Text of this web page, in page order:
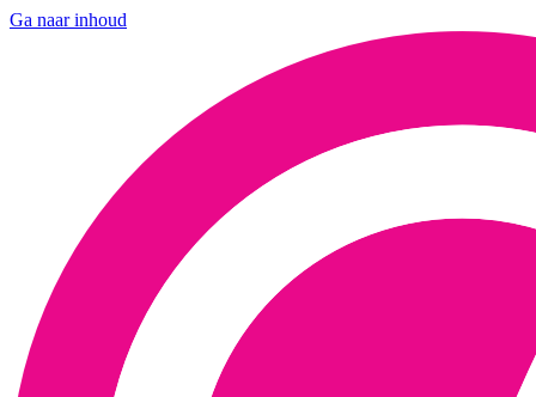
Ga naar inhoud